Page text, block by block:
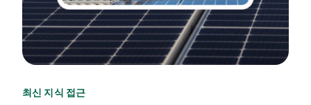
최신 지식 접근